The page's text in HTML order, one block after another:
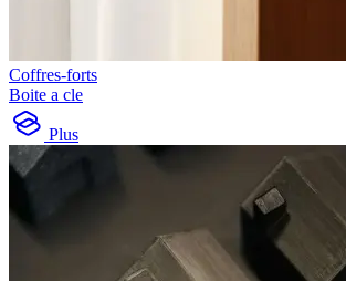
Coffres-forts
Boite a cle
Plus